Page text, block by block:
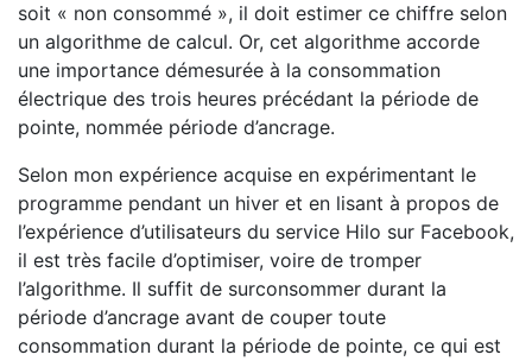
soit « non consommé », il doit estimer ce chiffre selon
un algorithme de calcul. Or, cet algorithme accorde
une importance démesurée à la consommation
électrique des trois heures précédant la période de
pointe, nommée période d’ancrage.
Selon mon expérience acquise en expérimentant le
programme pendant un hiver et en lisant à propos de
l’expérience d’utilisateurs du service Hilo sur Facebook,
il est très facile d’optimiser, voire de tromper
l’algorithme. Il suffit de surconsommer durant la
période d’ancrage avant de couper toute
consommation durant la période de pointe, ce qui est